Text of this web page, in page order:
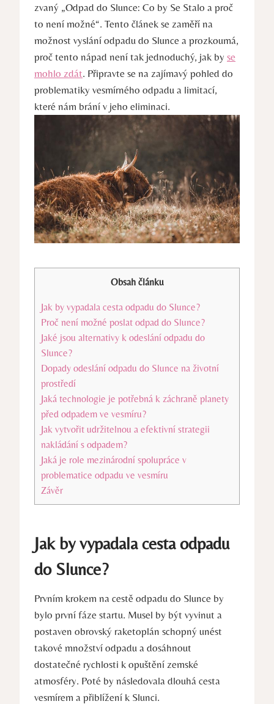
zvaný „Odpad do Slunce: Co by Se Stalo a proč
to není možné“. Tento článek se zaměří na
možnost vyslání odpadu do Slunce a prozkoumá,
proč tento nápad není tak jednoduchý, jak by se
mohlo zdát. Připravte se na zajímavý pohled do
problematiky vesmírného odpadu a limitací,
které nám brání v jeho eliminaci.
Obsah článku
Jak by vypadala cesta odpadu do Slunce?
Proč není možné poslat odpad do Slunce?
Jaké jsou alternativy k odeslání odpadu do
Slunce?
Dopady odeslání odpadu do Slunce na životní
prostředí
Jaká technologie je potřebná k záchraně planety
před odpadem ve vesmíru?
Jak vytvořit udržitelnou a efektivní strategii
nakládání s odpadem?
Jaká je role mezinárodní spolupráce v
problematice odpadu ve vesmíru
Závěr
Jak by vypadala cesta odpadu
do Slunce?
Prvním krokem na cestě odpadu do Slunce by
bylo první fáze startu. Musel by být vyvinut a
postaven obrovský raketoplán schopný unést
takové množství odpadu a dosáhnout
dostatečné rychlosti k opuštění zemské
atmosféry. Poté by následovala dlouhá cesta
vesmírem a přiblížení k Slunci.